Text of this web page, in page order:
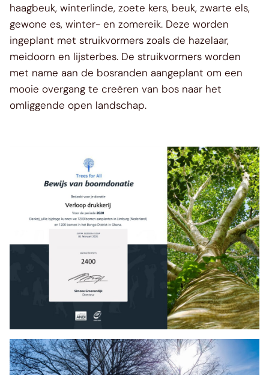
haagbeuk, winterlinde, zoete kers, beuk, zwarte els,
gewone es, winter- en zomereik. Deze worden
ingeplant met struikvormers zoals de hazelaar,
meidoorn en lijsterbes. De struikvormers worden
met name aan de bosranden aangeplant om een
mooie overgang te creëren van bos naar het
omliggende open landschap.